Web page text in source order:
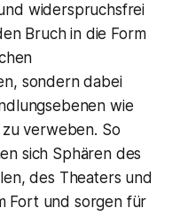
widerspruchsfrei
Bruch in die Form
sondern dabei
wie
verweben. So
sich Sphären des
des Theaters und
Fort und sorgen für